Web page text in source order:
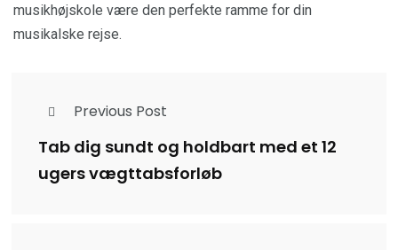
musikhøjskole være den perfekte ramme for din
musikalske rejse.
Previous Post
Tab dig sundt og holdbart med et 12
ugers vægttabsforløb